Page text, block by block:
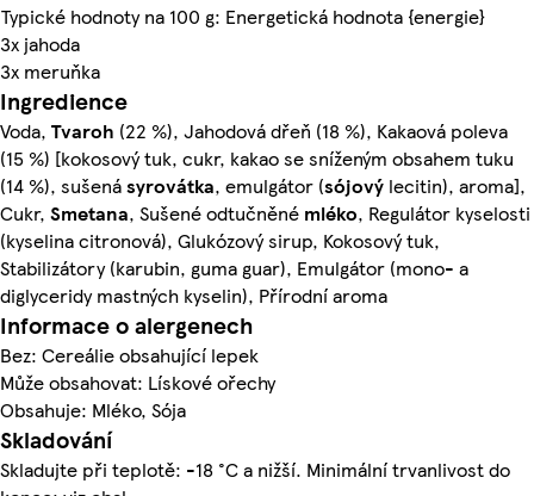
Typické hodnoty na 100 g: Energetická hodnota {energie}
3x jahoda
3x meruňka
Ingredience
Voda, Tvaroh (22 %), Jahodová dřeň (18 %), Kakaová poleva
(15 %) [kokosový tuk, cukr, kakao se sníženým obsahem tuku
(14 %), sušenásyrovátka, emulgátor (sójový lecitin), aroma],
Cukr, Smetana, Sušené odtučněné mléko, Regulátor kyselosti
(kyselina citronová), Glukózový sirup, Kokosový tuk,
Stabilizátory (karubin, guma guar), Emulgátor (mono- a
diglyceridy mastných kyselin), Přírodní aroma
Informace o alergenech
Bez: Cereálie obsahující lepek
Může obsahovat: Lískové ořechy
Obsahuje: Mléko, Sója
Skladování
Skladujte při teplotě: -18 °C a nižší. Minimální trvanlivost do